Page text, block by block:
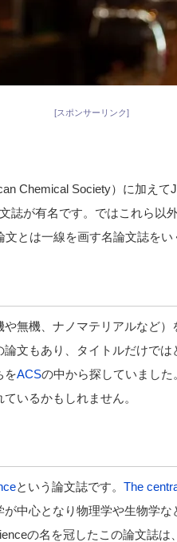
[スポンサーリンク]
Chemical Society）に加えて
誌が有名です。ではこれら以
とは一線を画す名論文誌をい
無機、ナノマテリアルなど
文もあり、タイトルだけで
をACSの中から探していまし
いるかもしれません。
という論文誌です。 The
中心となり物理学や生物学
の名を冠したこの論文誌は